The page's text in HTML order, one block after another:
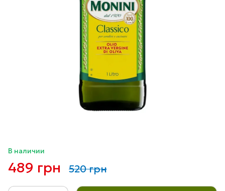
В наличии
489 грн 520 грн